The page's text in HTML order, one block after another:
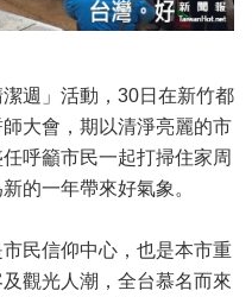
週」活動，30日在新竹都
大會，期以清淨亮麗的市
呼籲市民一起打掃住家周
的一年帶來好氣象。
民信仰中心，也是本市重
觀光人潮，全台慕名而來